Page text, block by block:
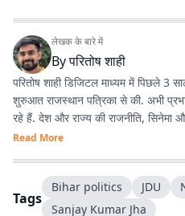
लेखक के बारे में
Byपरितोष शाही
परितोष शाही डिजिटल माध्यम में पिछले 3
शुरुआत राजस्थान पत्रिका से की. अभी
रहे हैं. देश और राज्य की राजनीति,
Read More
Tags
Bihar politics JDU
Sanjay Kumar Jha